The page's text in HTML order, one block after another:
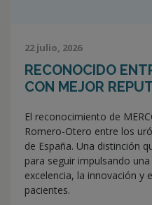
22 julio, 2026
RECONOCIDO
CON MEJOR
El reconocimiento de
Romero-Otero entre los
de España. Una distinción
para seguir impulsando
excelencia, la innovación y
pacientes.